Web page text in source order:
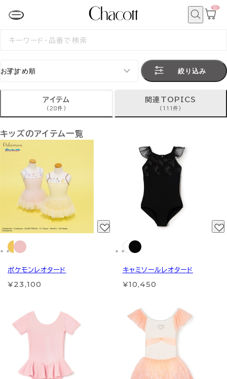
カ
0
検
絞り込み
アイテム
(28件)
関連TOPICS
(111件)
キッズのアイテム一覧
ポケモンレオタード
¥23,100
キャミソールレオタード
¥10,450